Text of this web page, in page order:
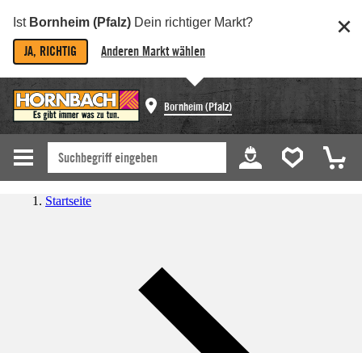
Ist Bornheim (Pfalz) Dein richtiger Markt?
JA, RICHTIG Anderen Markt wählen
Bornheim (Pfalz)
Startseite